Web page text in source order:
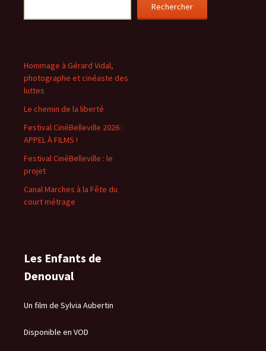
Rechercher
Hommage à Gérard Vidal,
photographe et cinéaste des
luttes
Le chemin de la liberté
Festival CinéBelleville 2026 :
APPEL À FILMS !
Festival CinéBelleville : le
projet
Canal Marches à la Fête du
court métrage
Les Enfants de
Denouval
Un film de Sylvia Aubertin
Disponible en VOD